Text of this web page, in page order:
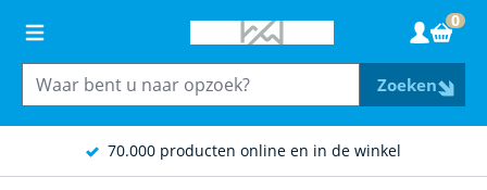
70.000 producten online en in de winkel
Zoeken
0